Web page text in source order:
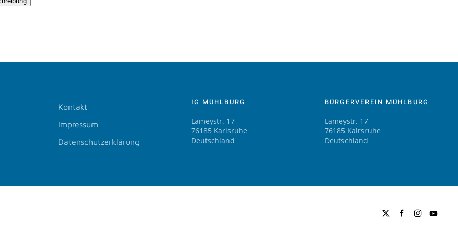
Kontakt
Impressum
Datenschutzerklärung
IG MÜHLBURG
Lameystr. 17
76185 Karlsruhe
Deutschland
BÜRGERVEREIN MÜHLBURG
Lameystr. 17
76185 Kalrsruhe
Deutschland